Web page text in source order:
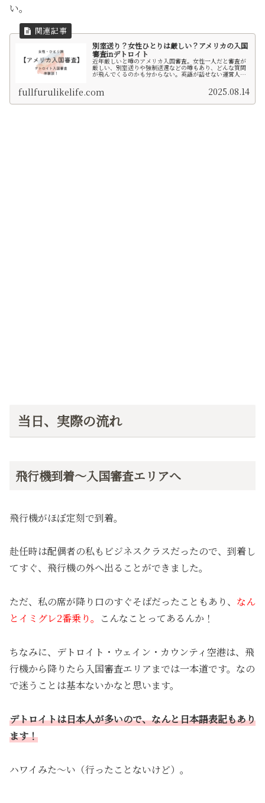
い。
別室送り？女性ひとりは厳しい？アメリカの入国
審査inデトロイト
近年厳しいと噂のアメリカ入国審査。女性一人だと審査が
厳しい、別室送りや強制送還などの噂もあり、どんな質問
が飛んでくるのかも分からない。英語が話せない運営人
fullfurulikelife.com 2025.08.14
当日、実際の流れ
飛行機到着〜入国審査エリアへ
飛行機がほぼ定刻で到着。
赴任時は配偶者の私もビジネスクラスだったので、到着し
てすぐ、飛行機の外へ出ることができました。
ただ、私の席が降り口のすぐそばだったこともあり、 なん
とイミグレ2番乗り。
こんなことってあるんか！
ちなみに、デトロイト・ウェイン・カウンティ空港は、飛
行機から降りたら入国審査エリアまでは一本道です。なの
で迷うことは基本ないかなと思います。
デトロイトは日本人が多いので、なんと日本語表記もあり
ます！
ハワイみた〜い（行ったことないけど）。